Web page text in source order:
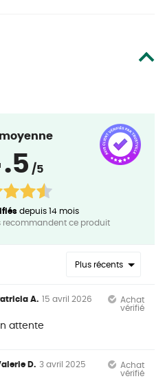
.5 /5
depuis 14 mois
recommandent ce produit
Plus récents
A. 15 avril 2026
Achat
vérifié
attente
D. 3 avril 2025
Achat
vérifié